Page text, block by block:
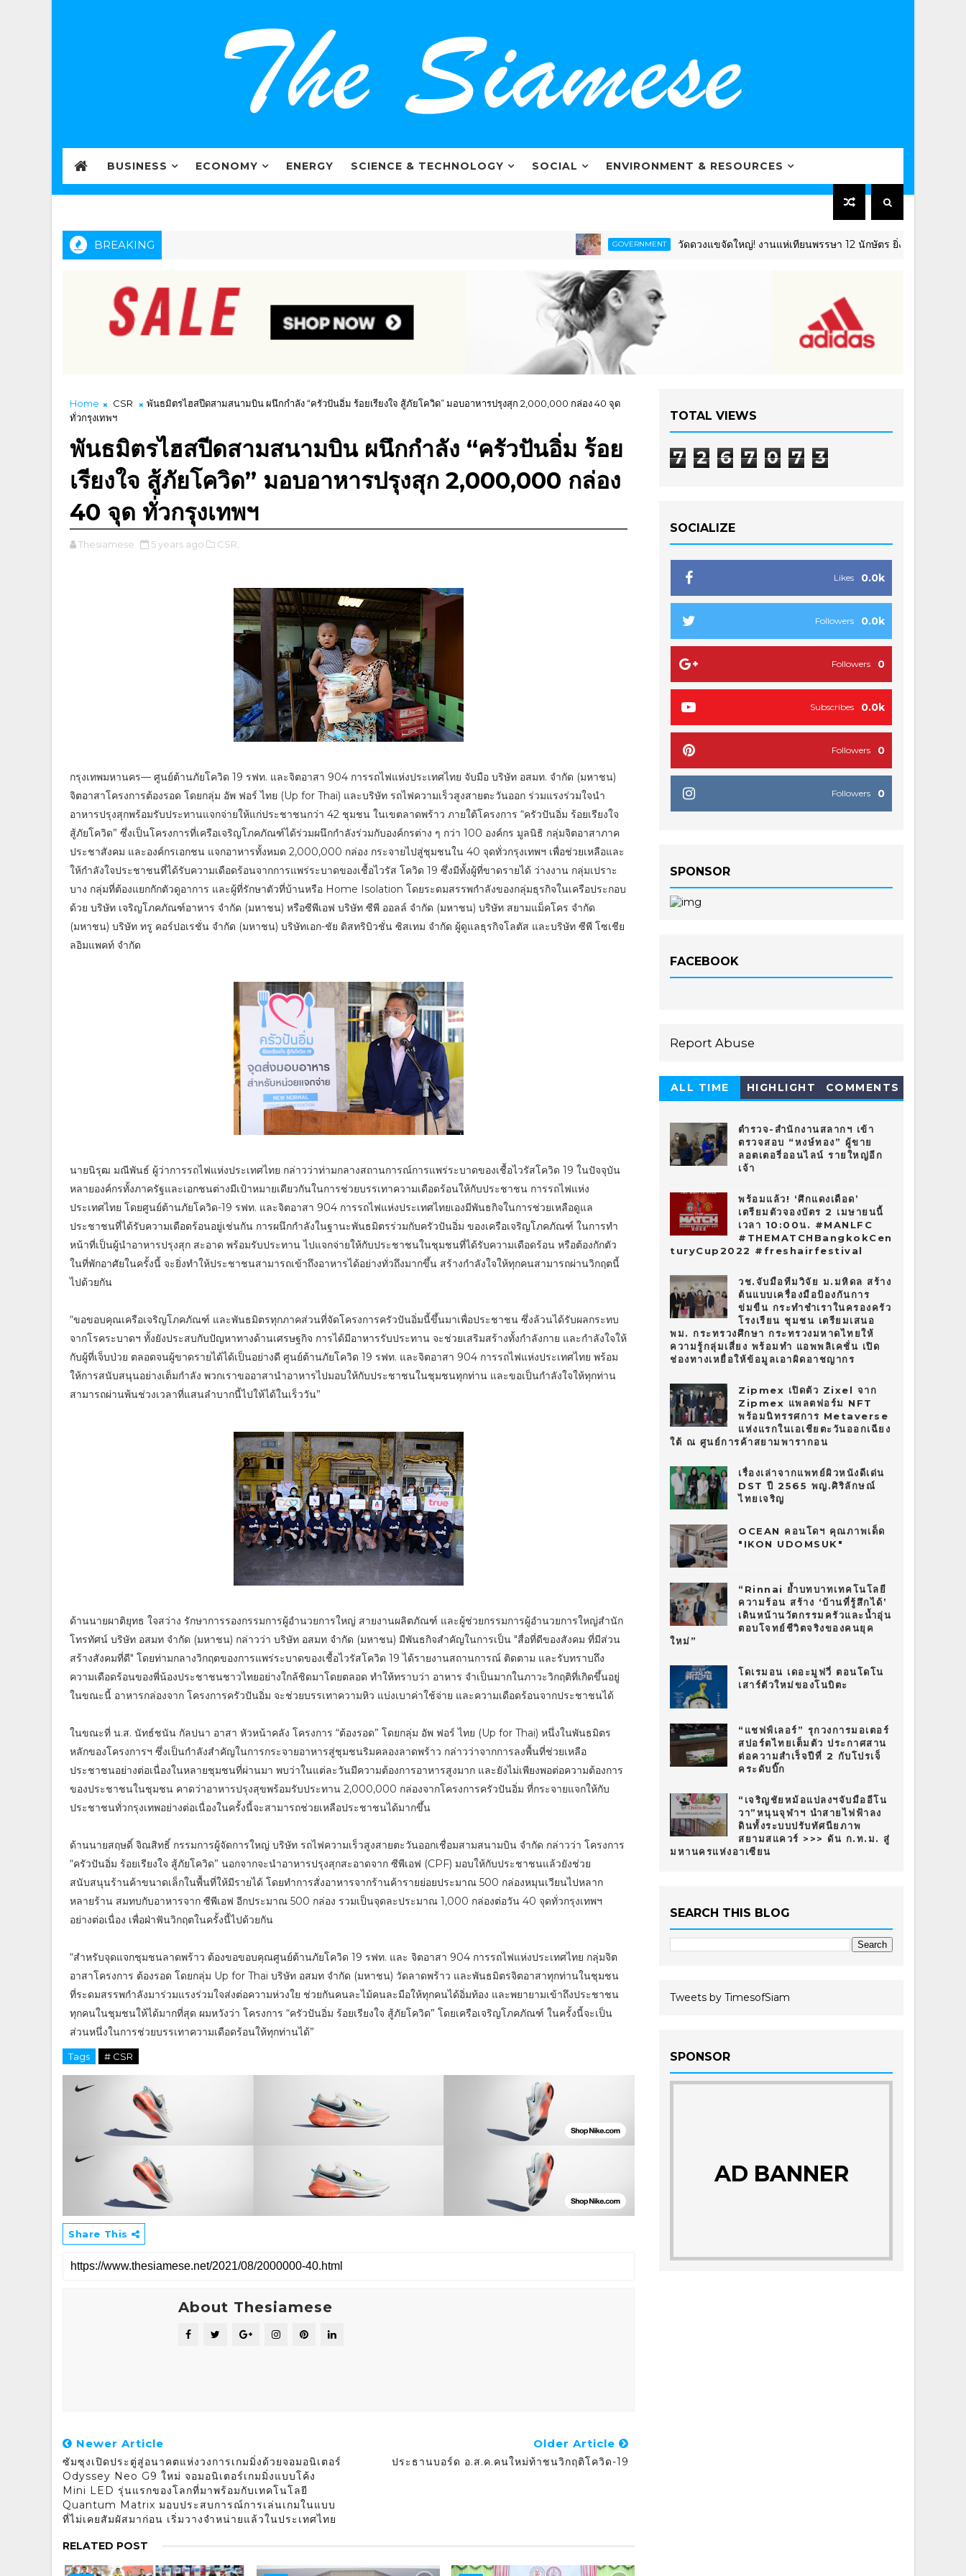
BUSINESS ECONOMY ENERGY SCIENCE & TECHNOLOGY SOCIAL ENVIRONMENT & RESOURCES
BREAKING GOVERNMENT วัดดวงแขจัดใหญ่! งานแห่เทียนพรรษา 12 นักษัตร ยิ่งใหญ่อลังการ โชว์ไฮ
Home CSR
พันธมิตรไฮสปีดสามสนามบิน ผนึกกำลัง “ครัวปันอิ่ม ร้อยเรียงใจ สู้ภัยโควิด” มอบอาหารปรุงสุก 2,000,000 กล่อง 40 จุด
ทั่วกรุงเทพฯ
พันธมิตรไฮสปีดสามสนามบิน ผนึกกำลัง “ครัวปันอิ่ม ร้อย
เรียงใจ สู้ภัยโควิด” มอบอาหารปรุงสุก 2,000,000 กล่อง
40 จุด ทั่วกรุงเทพฯ
Thesiamese 5 years ago CSR,
กรุงเทพมหานคร— ศูนย์ต้านภัยโควิด 19 รฟท. และจิตอาสา 904 การรถไฟแห่งประเทศไทย จับมือ บริษัท อสมท. จำกัด (มหาชน)
จิตอาสาโครงการต้องรอด โดยกลุ่ม อัพ ฟอร์ ไทย (Up for Thai) และบริษัท รถไฟความเร็วสูงสายตะวันออก ร่วมแรงร่วมใจนำ
อาหารปรุงสุกพร้อมรับประทานแจกจ่ายให้แก่ประชาชนกว่า 42 ชุมชน ในเขตลาดพร้าว ภายใต้โครงการ “ครัวปันอิ่ม ร้อยเรียงใจ
สู้ภัยโควิด” ซึ่งเป็นโครงการที่เครือเจริญโภคภัณฑ์ได้ร่วมผนึกกำลังร่วมกับองค์กรต่าง ๆ กว่า 100 องค์กร มูลนิธิ กลุ่มจิตอาสาภาค
ประชาสังคม และองค์กรเอกชน แจกอาหารทั้งหมด 2,000,000 กล่อง กระจายไปสู่ชุมชนใน 40 จุดทั่วกรุงเทพฯ เพื่อช่วยเหลือและ
ให้กำลังใจประชาชนที่ได้รับความเดือดร้อนจากการแพร่ระบาดของเชื้อไวรัส โควิด 19 ซึ่งมีทั้งผู้ที่ขาดรายได้ ว่างงาน กลุ่มเปราะ
บาง กลุ่มที่ต้องแยกกักตัวดูอาการ และผู้ที่รักษาตัวที่บ้านหรือ Home Isolation โดยระดมสรรพกำลังของกลุ่มธุรกิจในเครือประกอบ
ด้วย บริษัท เจริญโภคภัณฑ์อาหาร จำกัด (มหาชน) หรือซีพีเอฟ บริษัท ซีพี ออลล์ จำกัด (มหาชน) บริษัท สยามแม็คโคร จำกัด
(มหาชน) บริษัท ทรู คอร์ปอเรชั่น จำกัด (มหาชน) บริษัทเอก-ชัย ดิสทริบิวชั่น ซิสเทม จำกัด ผู้ดูแลธุรกิจโลตัส และบริษัท ซีพี โซเชีย
ลอิมแพคท์ จำกัด
นายนิรุฒ มณีพันธ์ ผู้ว่าการรถไฟแห่งประเทศไทย กล่าวว่าท่ามกลางสถานการณ์การแพร่ระบาดของเชื้อไวรัสโควิด 19 ในปัจจุบัน
หลายองค์กรทั้งภาครัฐและเอกชนต่างมีเป้าหมายเดียวกันในการช่วยบรรเทาความเดือดร้อนให้กับประชาชน การรถไฟแห่ง
ประเทศไทย โดยศูนย์ต้านภัยโควิด-19 รฟท. และจิตอาสา 904 การรถไฟแห่งประเทศไทยเองมีพันธกิจในการช่วยเหลือดูแล
ประชาชนที่ได้รับความเดือดร้อนอยู่เช่นกัน การผนึกกำลังในฐานะพันธมิตรร่วมกับครัวปันอิ่ม ของเครือเจริญโภคภัณฑ์ ในการทำ
หน้าที่เป็นผู้นำอาหารปรุงสุก สะอาด พร้อมรับประทาน ไปแจกจ่ายให้กับประชาชนในชุมชนที่ได้รับความเดือดร้อน หรือต้องกักตัว
ในที่พักอาศัยในครั้งนี้ จะยิ่งทำให้ประชาชนสามารถเข้าถึงอาหารได้อย่างทั่วถึงมากขึ้น สร้างกำลังใจให้ทุกคนสามารถผ่านวิกฤตนี้
ไปด้วยกัน
“ขอขอบคุณเครือเจริญโภคภัณฑ์ และพันธมิตรทุกภาคส่วนที่จัดโครงการครัวปันอิ่มนี้ขึ้นมาเพื่อประชาชน ซึ่งล้วนได้รับผลกระทบ
จากโรคระบาดฯ ทั้งยังประสบกับปัญหาทางด้านเศรษฐกิจ การได้มีอาหารรับประทาน จะช่วยเสริมสร้างทั้งกำลังกาย และกำลังใจให้
กับผู้ที่เจ็บป่วย ตลอดจนผู้ขาดรายได้ได้เป็นอย่างดี ศูนย์ต้านภัยโควิด 19 รฟท. และจิตอาสา 904 การรถไฟแห่งประเทศไทย พร้อม
ให้การสนับสนุนอย่างเต็มกำลัง พวกเราขออาสานำอาหารไปมอบให้กับประชาชนในชุมชนทุกท่าน และขอเป็นกำลังใจให้ทุกท่าน
สามารถผ่านพ้นช่วงเวลาที่แสนลำบากนี้ไปให้ได้ในเร็ววัน”
ด้านนายผาติยุทธ ใจสว่าง รักษาการรองกรรมการผู้อำนวยการใหญ่ สายงานผลิตภัณฑ์ และผู้ช่วยกรรมการผู้อำนวยการใหญ่สำนัก
โทรทัศน์ บริษัท อสมท จำกัด (มหาชน) กล่าวว่า บริษัท อสมท จำกัด (มหาชน) มีพันธกิจสำคัญในการเป็น "สื่อที่ดีของสังคม ที่มีส่วน
สร้างสังคมที่ดี" โดยท่ามกลางวิกฤตของการแพร่ระบาดของเชื้อไวรัสโควิด 19 ได้รายงานสถานการณ์ ติดตาม และรับทราบถึง
ความเดือดร้อนของพี่น้องประชาชนชาวไทยอย่างใกล้ชิดมาโดยตลอด ทำให้ทราบว่า อาหาร จำเป็นมากในภาวะวิกฤติที่เกิดขึ้นอยู่
ในขณะนี้ อาหารกล่องจาก โครงการครัวปันอิ่ม จะช่วยบรรเทาความหิว แบ่งเบาค่าใช้จ่าย และความเดือดร้อนจากประชาชนได้
ในขณะที่ น.ส. นัทธ์ชนัน กัลปนา อาสา หัวหน้าคลัง โครงการ “ต้องรอด” โดยกลุ่ม อัพ ฟอร์ ไทย (Up for Thai) หนึ่งในพันธมิตร
หลักของโครงการฯ ซึ่งเป็นกำลังสำคัญในการกระจายอาหารสู่ชุมชนริมคลองลาดพร้าว กล่าวว่าจากการลงพื้นที่ช่วยเหลือ
ประชาชนอย่างต่อเนื่องในหลายชุมชนที่ผ่านมา พบว่าในแต่ละวันมีความต้องการอาหารสูงมาก และยังไม่เพียงพอต่อความต้องการ
ของประชาชนในชุมชน คาดว่าอาหารปรุงสุขพร้อมรับประทาน 2,000,000 กล่องจากโครงการครัวปันอิ่ม ที่กระจายแจกให้กับ
ประชาชนทั่วกรุงเทพอย่างต่อเนื่องในครั้งนี้จะสามารถช่วยเหลือประชาชนได้มากขึ้น
ด้านนายสฤษดิ์ จิณสิทธิ์ กรรมการผู้จัดการใหญ่ บริษัท รถไฟความเร็วสูงสายตะวันออกเชื่อมสามสนามบิน จำกัด กล่าวว่า โครงการ
“ครัวปันอิ่ม ร้อยเรียงใจ สู้ภัยโควิด” นอกจากจะนำอาหารปรุงสุกสะอาดจาก ซีพีเอฟ (CPF) มอบให้กับประชาชนแล้วยังช่วย
สนับสนุนร้านค้าขนาดเล็กในพื้นที่ให้มีรายได้ โดยทำการสั่งอาหารจากร้านค้ารายย่อยประมาณ 500 กล่องหมุนเวียนไปหลาก
หลายร้าน สมทบกับอาหารจาก ซีพีเอฟ อีกประมาณ 500 กล่อง รวมเป็นจุดละประมาณ 1,000 กล่องต่อวัน 40 จุดทั่วกรุงเทพฯ
อย่างต่อเนื่อง เพื่อฝ่าฟันวิกฤตในครั้งนี้ไปด้วยกัน
“สำหรับจุดแจกชุมชนลาดพร้าว ต้องขอขอบคุณศูนย์ต้านภัยโควิด 19 รฟท. และ จิตอาสา 904 การรถไฟแห่งประเทศไทย กลุ่มจิต
อาสาโครงการ ต้องรอด โดยกลุ่ม Up for Thai บริษัท อสมท จำกัด (มหาชน) วัดลาดพร้าว และพันธมิตรจิตอาสาทุกท่านในชุมชน
ที่ระดมสรรพกำลังมาร่วมแรงร่วมใจส่งต่อความห่วงใย ช่วยกันคนละไม้คนละมือให้ทุกคนได้อิ่มท้อง และพยายามเข้าถึงประชาชน
ทุกคนในชุมชนให้ได้มากที่สุด ผมหวังว่า โครงการ “ครัวปันอิ่ม ร้อยเรียงใจ สู้ภัยโควิด” โดยเครือเจริญโภคภัณฑ์ ในครั้งนี้จะเป็น
ส่วนหนึ่งในการช่วยบรรเทาความเดือดร้อนให้ทุกท่านได้”
Tags # CSR
Share This
About Thesiamese
Newer Article
ซัมซุงเปิดประตู่สู่อนาคตแห่งวงการเกมมิ่งด้วยจอมอนิเตอร์
Odyssey Neo G9 ใหม่ จอมอนิเตอร์เกมมิ่งแบบโค้ง
Mini LED รุ่นแรกของโลกที่มาพร้อมกับเทคโนโลยี
Quantum Matrix มอบประสบการณ์การเล่นเกมในแบบ
ที่ไม่เคยสัมผัสมาก่อน เริ่มวางจำหน่ายแล้วในประเทศไทย
Older Article
ประธานบอร์ด อ.ส.ค.คนใหม่ท้าชนวิกฤติโควิด-19
RELATED POST
TOTAL VIEWS
7 2 6 7 0 7 3
SOCIALIZE
0.0k
Likes
0.0k
Followers
0
Followers
0.0k
Subscribes
0
Followers
0
Followers
SPONSOR
FACEBOOK
Report Abuse
ALL TIME
HIGHLIGHT COMMENTS
ตำรวจ-สำนักงานสลากฯ เข้า
ตรวจสอบ “หงษ์ทอง” ผู้ขาย
ลอตเตอรี่ออนไลน์ รายใหญ่อีก
เจ้า
พร้อมแล้ว! ‘ศึกแดงเดือด’
เตรียมตัวจองบัตร 2 เมษายนนี้
เวลา 10:00น. #MANLFC
#THEMATCHBangkokCen
turyCup2022 #freshairfestival
วช.จับมือทีมวิจัย ม.มหิดล สร้าง
ต้นแบบเครื่องมือป้องกันการ
ข่มขืน กระทำชำเราในครองครัว
โรงเรียน ชุมชน เตรียมเสนอ
พม. กระทรวงศึกษา กระทรวงมหาดไทยให้
ความรู้กลุ่มเสี่ยง พร้อมทำ แอพพลิเคชั่น เปิด
ช่องทางเหยื่อให้ข้อมูลเอาผิดอาชญากร
Zipmex เปิดตัว Zixel จาก
Zipmex แพลตฟอร์ม NFT
พร้อมนิทรรศการ Metaverse
แห่งแรกในเอเชียตะวันออกเฉียง
ใต้ ณ ศูนย์การค้าสยามพารากอน
เรื่องเล่าจากแพทย์ผิวหนังดีเด่น
DST ปี 2565 พญ.ศิริลักษณ์
ไทยเจริญ
OCEAN คอนโดฯ คุณภาพเด็ด
"IKON UDOMSUK"
“Rinnai ย้ำบทบาทเทคโนโลยี
ความร้อน สร้าง ‘บ้านที่รู้สึกได้’
เดินหน้านวัตกรรมครัวและน้ำอุ่น
ตอบโจทย์ชีวิตจริงของคนยุค
ใหม่”
โดเรมอน เดอะมูฟวี่ ตอนโดโน
เสาร์ตัวใหม่ของโนบิตะ
“แชฟฟ์เลอร์” รุกวงการมอเตอร์
สปอร์ตไทยเต็มตัว ประกาศสาน
ต่อความสำเร็จปีที่ 2 กับโปรเจ็
คระดับบิ๊ก
“เจริญชัยหม้อแปลงฯจับมืออีโน
วา”หนุนจุฬาฯ นำสายไฟฟ้าลง
ดินทั้งระบบปรับทัศนียภาพ
สยามสแควร์ >>> ดัน ก.ท.ม. สู่
มหานครแห่งอาเซียน
SEARCH THIS BLOG
Tweets by TimesofSiam
SPONSOR
AD BANNER